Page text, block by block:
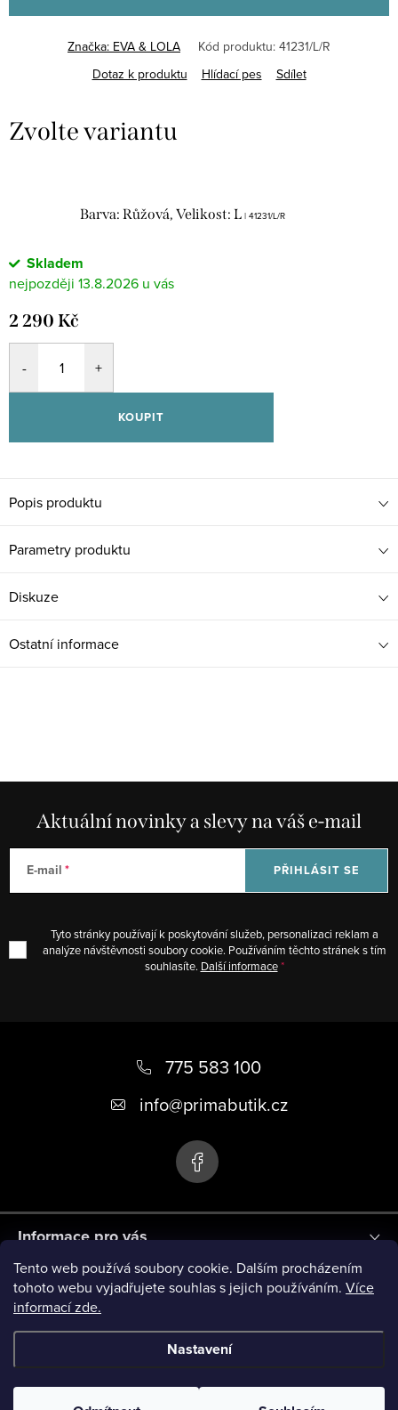
Tento web používá soubory cookie. Dalším procházením
tohoto webu vyjadřujete souhlas s jejich používáním. Více
informací zde.
Nastavení
Značka: EVA & LOLA Kód produktu: 41231/L/R
Dotaz k produktu
Hlídací pes Sdílet
Barva: Růžová, Velikost: L | 41231/L/R
Skladem
13.8.2026
2 290 Kč
KOUPIT
Popis produktu
Parametry produktu
Diskuze
Ostatní informace
Aktuální novinky a slevy na váš e-mail
E-mail
Tyto stránky používají k poskytování služeb, personalizaci reklam a
analýze návštěvnosti soubory cookie. Používáním těchto stránek s tím
souhlasíte. Další informace
PŘIHLÁSIT SE
775 583 100
info@primabutik.cz
Informace pro vás
Blog
Novinky
Copyright 2026PRIMA BUTIK. Všechna práva vyhrazena.